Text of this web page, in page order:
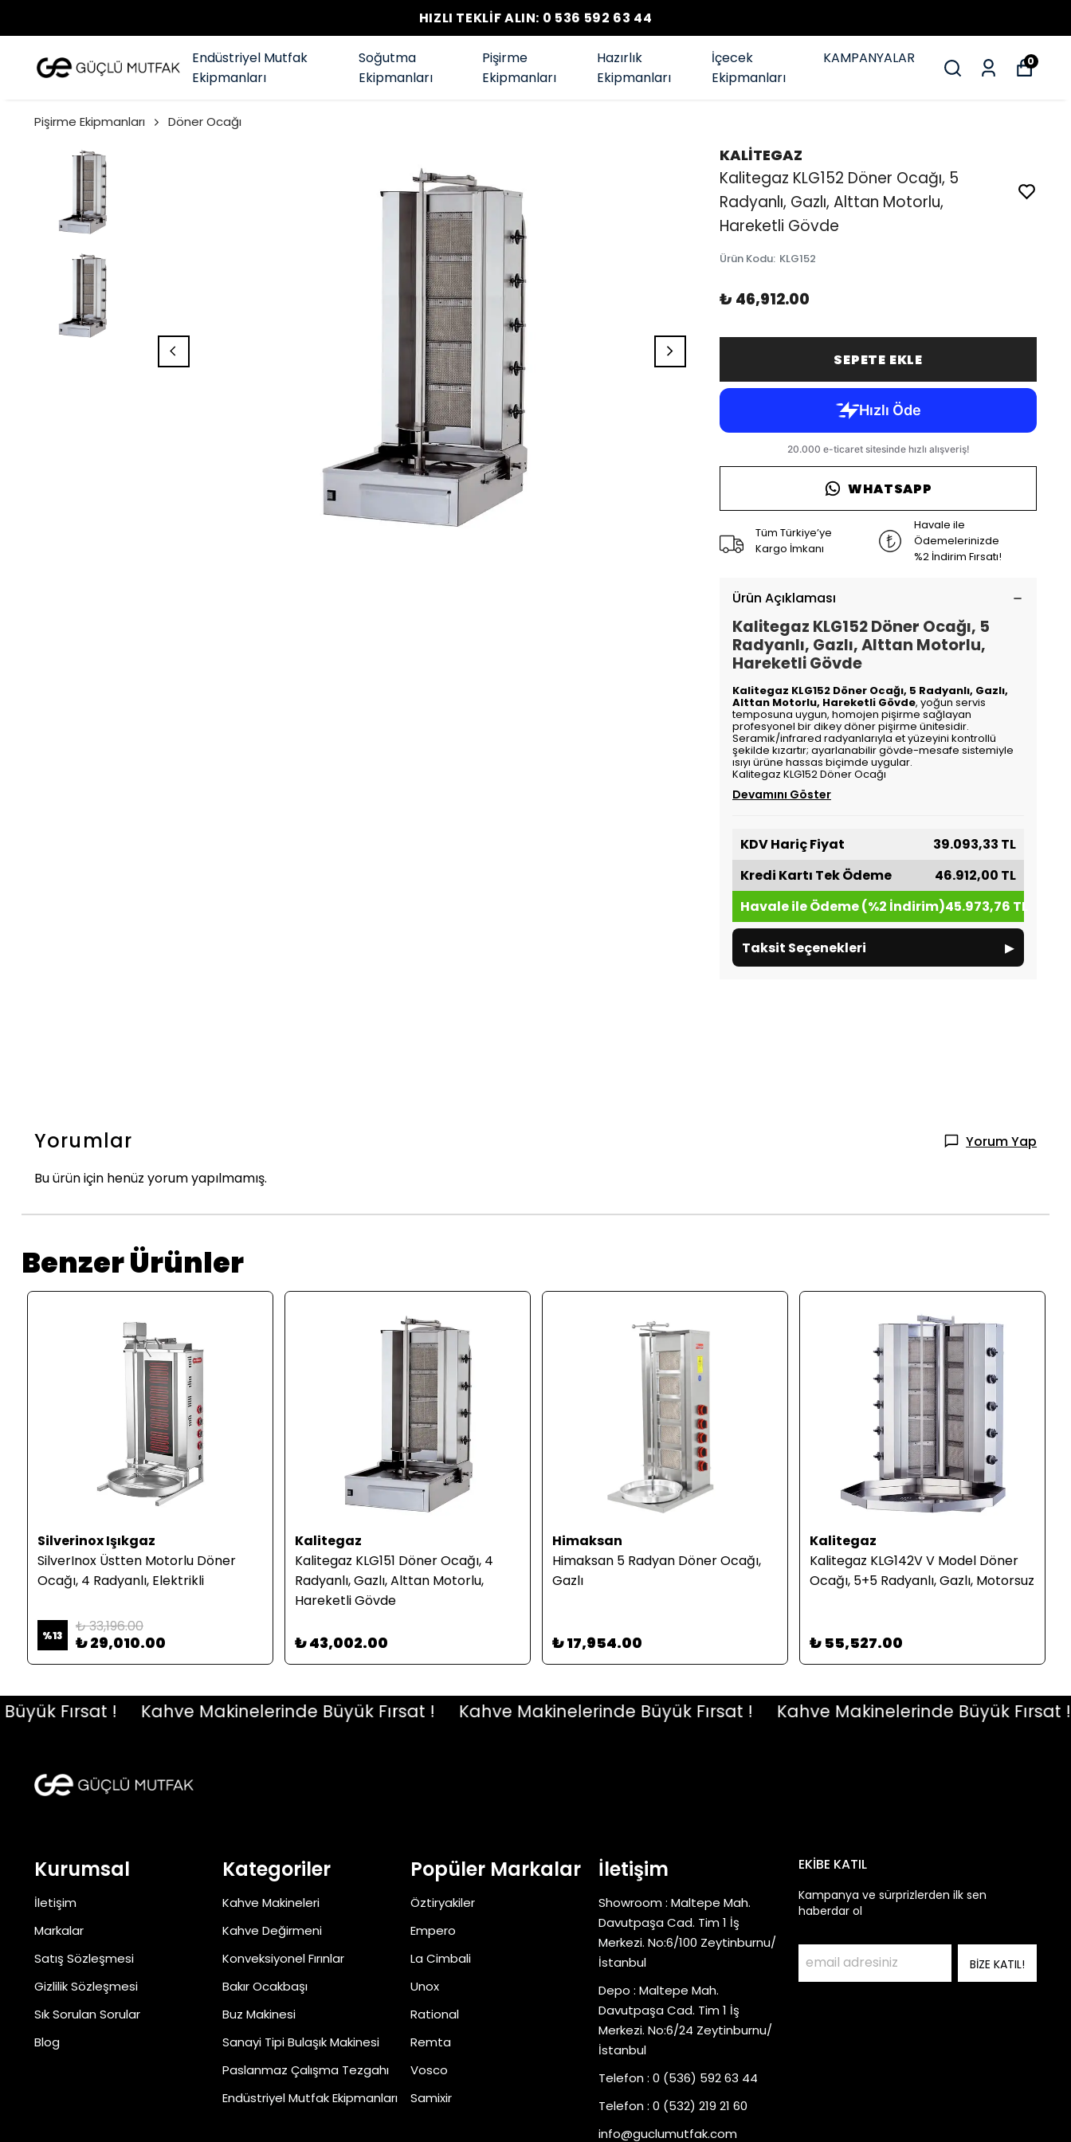
HIZLI TEKLİF ALIN: 0 536 592 63 44
Endüstriyel Mutfak
Ekipmanları
Soğutma
Ekipmanları
Pişirme
Ekipmanları
Hazırlık
Ekipmanları
İçecek
Ekipmanları
KAMPANYALAR 0
Pişirme Ekipmanları Döner Ocağı
KALİTEGAZ
Kalitegaz KLG152 Döner Ocağı, 5
Radyanlı, Gazlı, Alttan Motorlu,
Hareketli Gövde
Ürün Kodu: KLG152
₺ 46,912.00
SEPETE EKLE
WHATSAPP
Tüm Türkiye’ye
Kargo İmkanı
Havale ile
Ödemelerinizde
%2 İndirim Fırsatı!
Ürün Açıklaması
Kalitegaz KLG152 Döner Ocağı, 5
Radyanlı, Gazlı, Alttan Motorlu,
Hareketli Gövde
Kalitegaz KLG152 Döner Ocağı, 5 Radyanlı, Gazlı,
Alttan Motorlu, Hareketli Gövde, yoğun servis
temposuna uygun, homojen pişirme sağlayan
profesyonel bir dikey döner pişirme ünitesidir.
Seramik/infrared radyanlarıyla et yüzeyini kontrollü
şekilde kızartır; ayarlanabilir gövde-mesafe sistemiyle
ısıyı ürüne hassas biçimde uygular.
Kalitegaz KLG152 Döner Ocağı
Devamını Göster
KDV Hariç Fiyat
39.093,33 TL
Kredi Kartı Tek Ödeme
46.912,00 TL
Havale ile Ödeme (%2 İndirim)45.973,76 TL
Taksit Seçenekleri ▸
Yorumlar Yorum Yap
Bu ürün için henüz yorum yapılmamış.
Benzer Ürünler
Silverinox Işıkgaz
SilverInox Üstten Motorlu Döner
Ocağı, 4 Radyanlı, Elektrikli
%13 ₺ 33,196.00
₺ 29,010.00
Kalitegaz
Kalitegaz KLG151 Döner Ocağı, 4
Radyanlı, Gazlı, Alttan Motorlu,
Hareketli Gövde
₺ 43,002.00
Himaksan
Himaksan 5 Radyan Döner Ocağı,
Gazlı
₺ 17,954.00
Kalitegaz
Kalitegaz KLG142V V Model Döner
Ocağı, 5+5 Radyanlı, Gazlı, Motorsuz
₺ 55,527.00
Fırsat ! Kahve Makinelerinde Büyük Fırsat ! Kahve Makinelerinde Büyük Fırsat ! Kahve Makinelerinde Büyük Fırsat !
Kurumsal
İletişim
Markalar
Satış Sözleşmesi
Gizlilik Sözleşmesi
Sık Sorulan Sorular
Blog
Kategoriler
Kahve Makineleri
Kahve Değirmeni
Konveksiyonel Fırınlar
Bakır Ocakbaşı
Buz Makinesi
Sanayi Tipi Bulaşık Makinesi
Paslanmaz Çalışma Tezgahı
Endüstriyel Mutfak Ekipmanları
Popüler Markalar
Öztiryakiler
Empero
La Cimbali
Unox
Rational
Remta
Vosco
Samixir
İletişim
Showroom : Maltepe Mah.
Davutpaşa Cad. Tim 1 İş
Merkezi. No:6/100 Zeytinburnu/
İstanbul
Depo : Maltepe Mah.
Davutpaşa Cad. Tim 1 İş
Merkezi. No:6/24 Zeytinburnu/
İstanbul
Telefon : 0 (536) 592 63 44
Telefon : 0 (532) 219 21 60
info@guclumutfak.com
EKİBE KATIL
Kampanya ve sürprizlerden ilk sen
haberdar ol
BİZE KATIL!